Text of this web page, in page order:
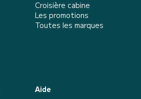
Croisière cabine
Les promotions
Toutes les marques
Aide